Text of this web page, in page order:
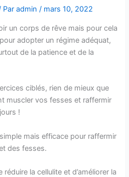
Paradmin/ mars 10, 2022
un corps de rêve mais pour cela
adopter un régime adéquat,
de la patience et de la
ciblés, rien de mieux que
muscler vos fesses et raffermir
!
mais efficace pour raffermir
des fesses.
la cellulite et d’améliorer la